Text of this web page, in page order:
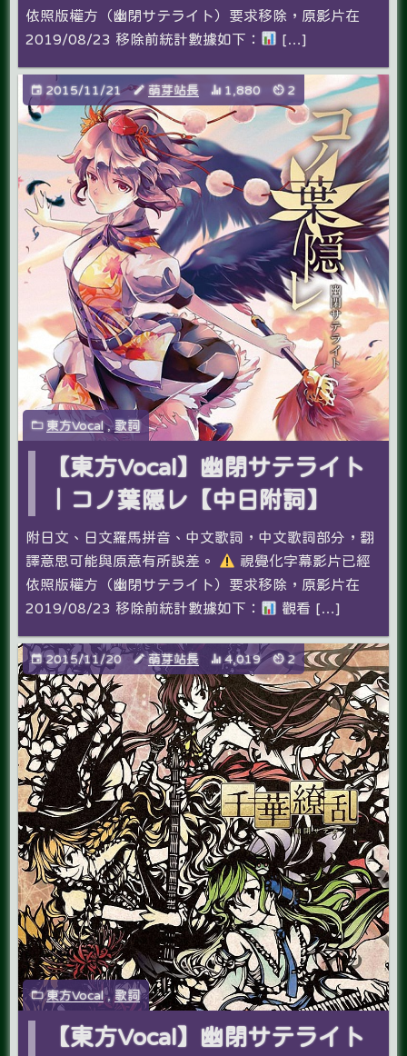
依照版權方（幽閉サテライト）要求移除，原影片在
2019/08/23 移除前統計數據如下：
[…]
2015/11/21 萌芽站長 1,880 2
東方Vocal,歌詞
【東方Vocal】幽閉サテライト
｜コノ葉隠レ【中日附詞】
附日文、日文羅馬拼音、中文歌詞，中文歌詞部分，翻
譯意思可能與原意有所誤差。
視覺化字幕影片已經
依照版權方（幽閉サテライト）要求移除，原影片在
2019/08/23 移除前統計數據如下：
觀看 […]
2015/11/20 萌芽站長 4,019 2
東方Vocal,歌詞
【東方Vocal】幽閉サテライト